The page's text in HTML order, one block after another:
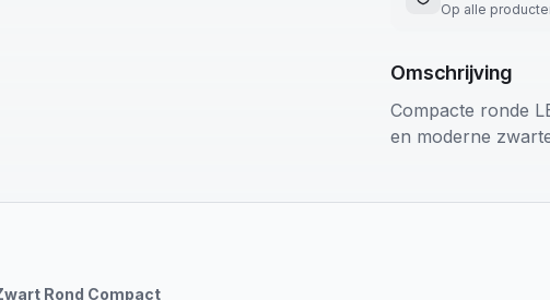
Op alle
Omschrijving
Compacte ronde
en moderne
Rond Compact